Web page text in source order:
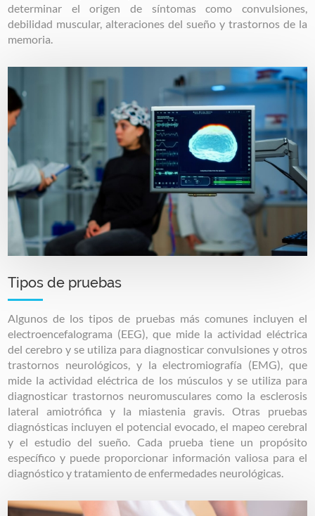
determinar el origen de síntomas como convulsiones,
debilidad muscular, alteraciones del sueño y trastornos de la
memoria.
Image
Tipos de pruebas
Algunos de los tipos de pruebas más comunes incluyen el
electroencefalograma (EEG), que mide la actividad eléctrica
del cerebro y se utiliza para diagnosticar convulsiones y otros
trastornos neurológicos, y la electromiografía (EMG), que
mide la actividad eléctrica de los músculos y se utiliza para
diagnosticar trastornos neuromusculares como la esclerosis
lateral amiotrófica y la miastenia gravis. Otras pruebas
diagnósticas incluyen el potencial evocado, el mapeo cerebral
y el estudio del sueño. Cada prueba tiene un propósito
específico y puede proporcionar información valiosa para el
diagnóstico y tratamiento de enfermedades neurológicas.